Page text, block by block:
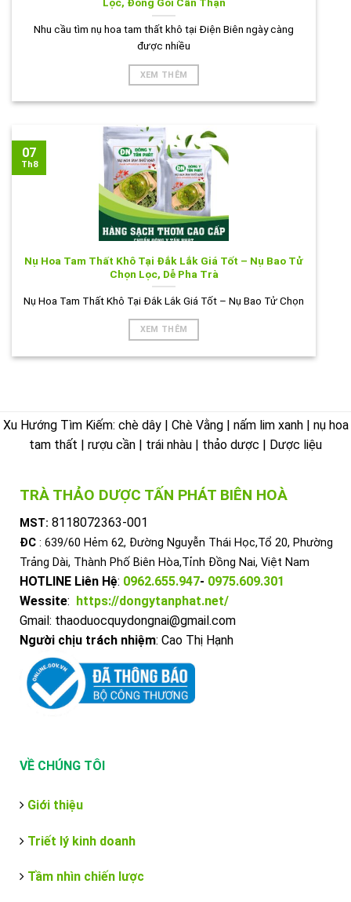
Nhu cầu tìm nụ hoa tam thất khô tại Điện Biên ngày càng
được nhiều
XEM THÊM
Nụ Hoa Tam Thất Khô Tại Đắk Lắk Giá Tốt – Nụ Bao Tử
Chọn Lọc, Dễ Pha Trà
Nụ Hoa Tam Thất Khô Tại Đắk Lắk Giá Tốt – Nụ Bao Tử Chọn
XEM THÊM
07
Th8
Xu Hướng Tìm Kiếm: chè dây | Chè Vằng | nấm lim xanh | nụ hoa
tam thất | rượu cần | trái nhàu | thảo dược | Dược liệu
TRÀ THẢO DƯỢC TẤN PHÁT BIÊN HOÀ
MST: 8118072363-001
ĐC : 639/60 Hẻm 62, Đường Nguyễn Thái Học,Tổ 20, Phường
Trảng Dài, Thành Phố Biên Hòa,Tỉnh Đồng Nai, Việt Nam
HOTLINE Liên Hệ: 0962.655.947- 0975.609.301
Wessite: https://dongytanphat.net/
Gmail: thaoduocquydongnai@gmail.com
Người chịu trách nhiệm: Cao Thị Hạnh
VỀ CHÚNG TÔI
Giới thiệu
Triết lý kinh doanh
Tầm nhìn chiến lược